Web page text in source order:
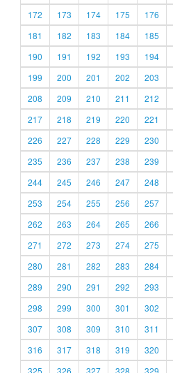
172
173 174 175 176
181
182 183 184 185
190
191 192 193 194
199
200 201 202 203
208
209 210 211 212
217
218 219 220 221
226
227 228 229 230
235
236 237 238 239
244
245 246 247 248
253
254 255 256 257
262
263 264 265 266
271
272 273 274 275
280
281 282 283 284
289
290 291 292 293
298
299 300 301 302
307
308 309 310 311
316
317 318 319 320
325
326 327 328 329